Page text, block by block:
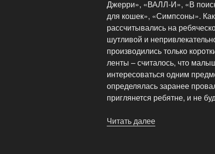
Джерри», «ВАЛЛ-И», «В
для кошек», «Симпсоны».
рассчитывались на
шутливой и
производились только
ленты – считалось, что
интересоваться одним
определялась заранее
приглянется ребятне, и не
Читать далее